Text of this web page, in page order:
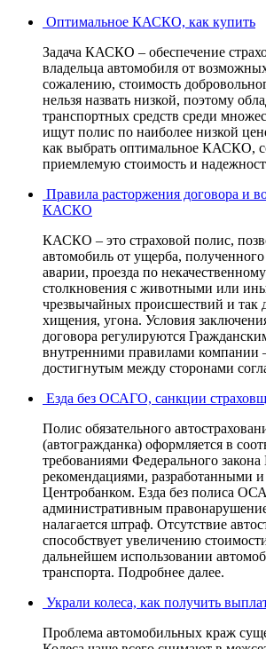
Оптимальное КАСКО, как купить
Задача КАСКО – обеспечение
владельца автомобиля от
сожалению, стоимость
нельзя назвать низкой, поэтому
транспортных средств среди
ищут полис по наиболее низкой
как выбрать оптимальное КАСКО,
приемлемую стоимость и
Правила расторжения договора и
КАСКО
КАСКО – это страховой полис,
автомобиль от ущерба,
аварии, проезда по некачественному
столкновения с животными или
чрезвычайных происшествий и так
хищения, угона. Условия
договора регулируются
внутренними правилами компании
достигнутым между сторонами
Езда без ОСАГО, санкции
Полис обязательного
(автогражданка) оформляется в
требованиями Федерального
рекомендациями, разработанными
Центробанком. Езда без полиса
административным
налагается штраф. Отсутствие
способствует увеличению
дальнейшем использовании
транспорта. Подробнее далее.
Украли колеса, как получить
Проблема автомобильных краж